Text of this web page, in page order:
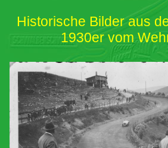
Historische Bilder aus
1930er vom